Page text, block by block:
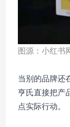
图源：小红书
当别的品牌还
亨氏直接把产
点实际行动。